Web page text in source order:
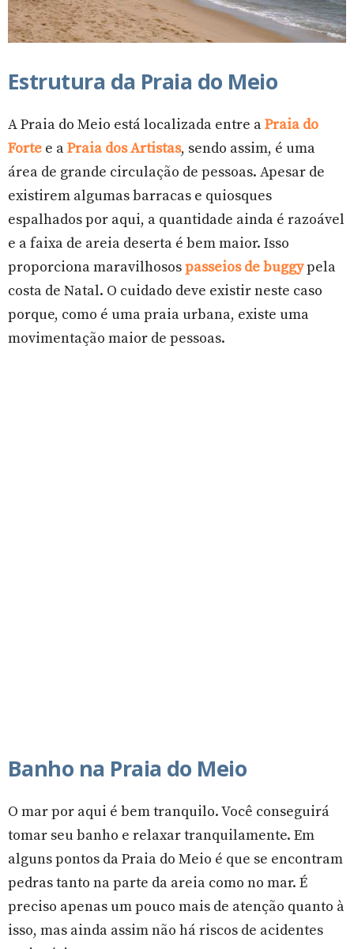
Estrutura da Praia do Meio
A Praia do Meio está localizada entre aPraia do
Forte e aPraia dos Artistas, sendo assim, é uma
área de grande circulação de pessoas. Apesar de
existirem algumas barracas e quiosques
espalhados por aqui, a quantidade ainda é razoável
e a faixa de areia deserta é bem maior. Isso
proporciona maravilhosospasseios de buggypela
costa de Natal. O cuidado deve existir neste caso
porque, como é uma praia urbana, existe uma
movimentação maior de pessoas.
Banho na Praia do Meio
O mar por aqui é bem tranquilo. Você conseguirá
tomar seu banho e relaxar tranquilamente. Em
alguns pontos da Praia do Meio é que se encontram
pedras tanto na parte da areia como no mar. É
preciso apenas um pouco mais de atenção quanto à
isso, mas ainda assim não há riscos de acidentes